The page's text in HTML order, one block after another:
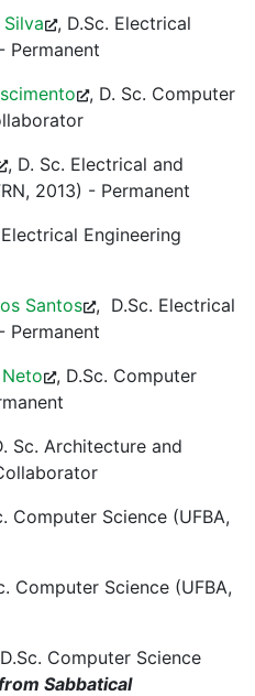
, D.Sc. Electrical
Permanent
, D. Sc. Computer
, D. Sc. Electrical and
2013) - Permanent
Engineering
Santos , D.Sc. Electrical
Permanent
, D.Sc. Computer
Sc. Architecture and
Computer Science (UFBA,
Computer Science (UFBA,
Computer Science
Sabbatical